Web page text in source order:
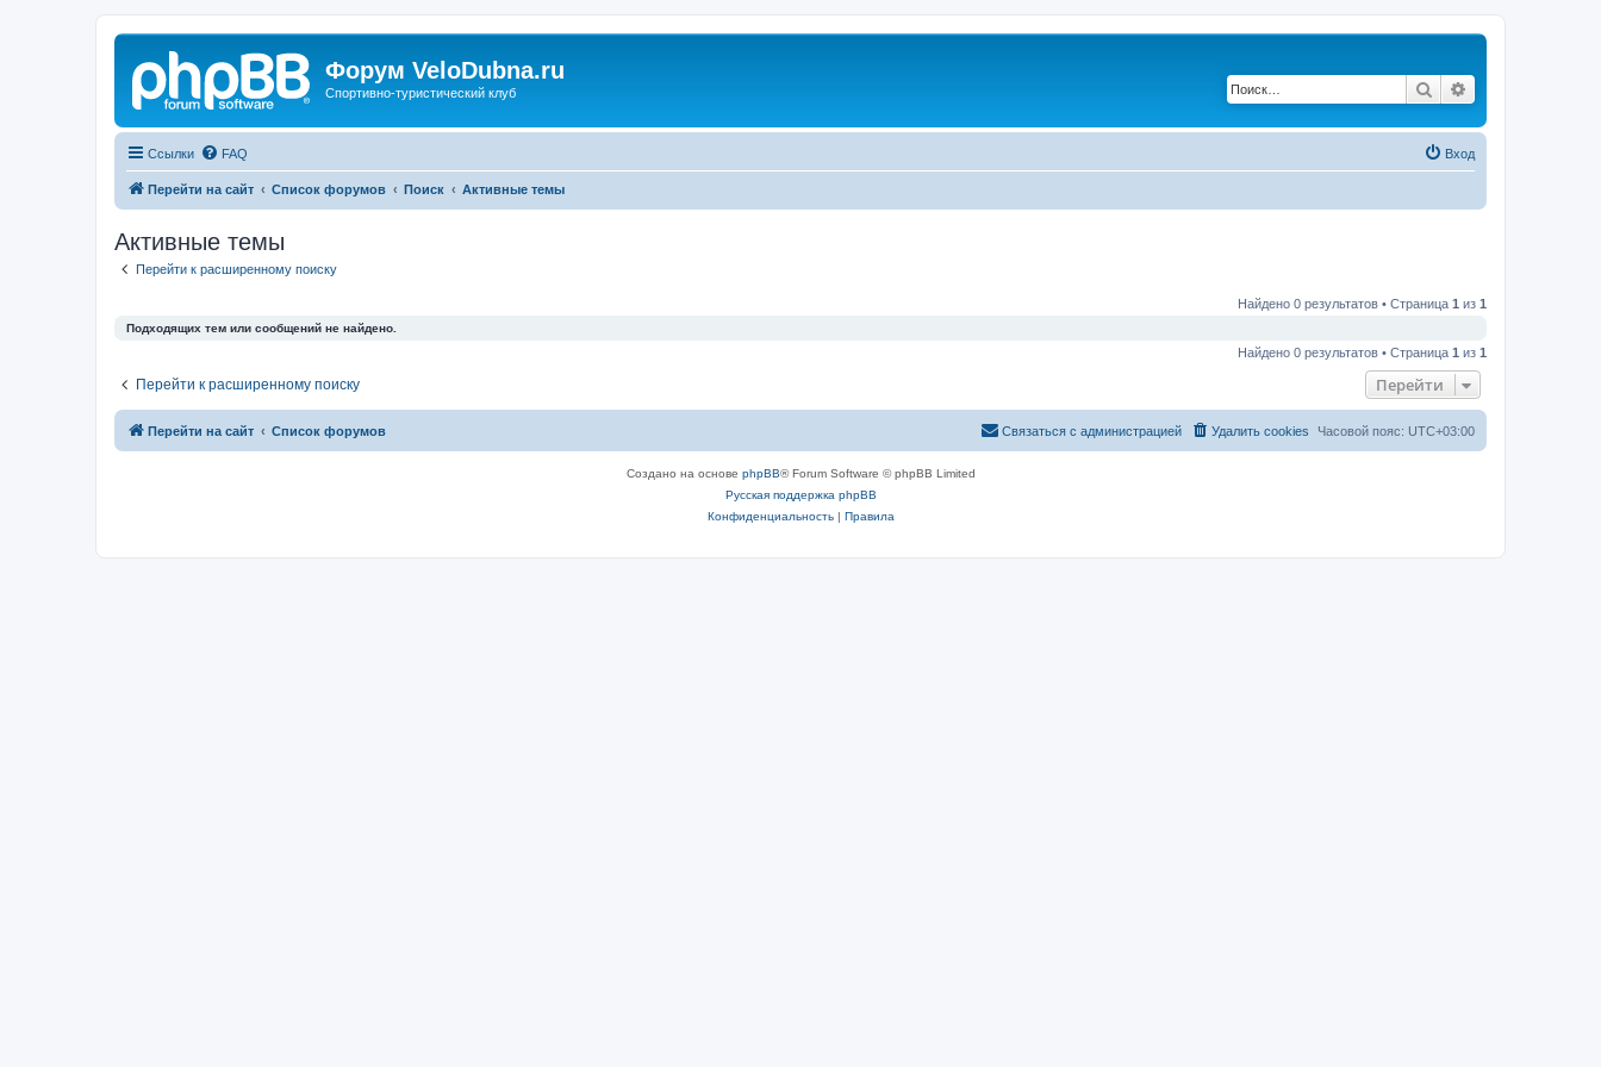
Форум VeloDubna.ru
Спортивно-туристический клуб Поиск
Ссылки FAQ Вход
Перейти на сайт Список форумов Поиск Активные темы
Активные темы
Перейти к расширенному поиску
Найдено 0 результатов • Страница 1 из 1
Подходящих тем или сообщений не найдено.
Найдено 0 результатов • Страница 1 из 1
Перейти к расширенному поиску Перейти
Перейти на сайт Список форумов Часовой пояс: UTC+03:00
Удалить cookies
Связаться с администрацией
Создано на основе phpBB® Forum Software © phpBB Limited
Русская поддержка phpBB
Конфиденциальность| Правила